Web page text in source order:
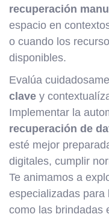
recuperación
espacio en
o cuando los
disponibles.
Evalúa
clave y
Implementar la
recuperación de
esté mejor
digitales, cumplir
Te animamos a
especializadas para
como las brindadas